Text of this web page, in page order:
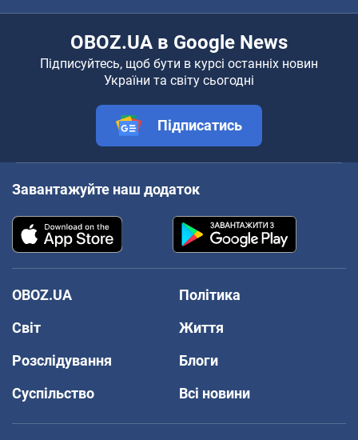
OBOZ.UA в Google News
Підписуйтесь, щоб бути в курсі останніх новин
України та світу сьогодні
Підписатись
Завантажуйте наш додаток
OBOZ.UA
Політика
Світ
Життя
Розслідування
Блоги
Суспільство
Всі новини